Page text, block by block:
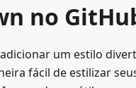
no
um estilo
fácil de estilizar